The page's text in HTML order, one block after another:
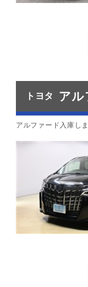
トヨタ アル
アルファード入庫し